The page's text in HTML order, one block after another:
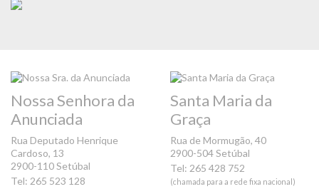
Nossa Senhora da
Anunciada
Rua Deputado Henrique
Cardoso, 13
2900-110 Setúbal
Tel: 265 523 128
Santa Maria da
Graça
Rua de Mormugão, 40
2900-504 Setúbal
Tel: 265 428 752
(chamada para a rede fixa nacional)